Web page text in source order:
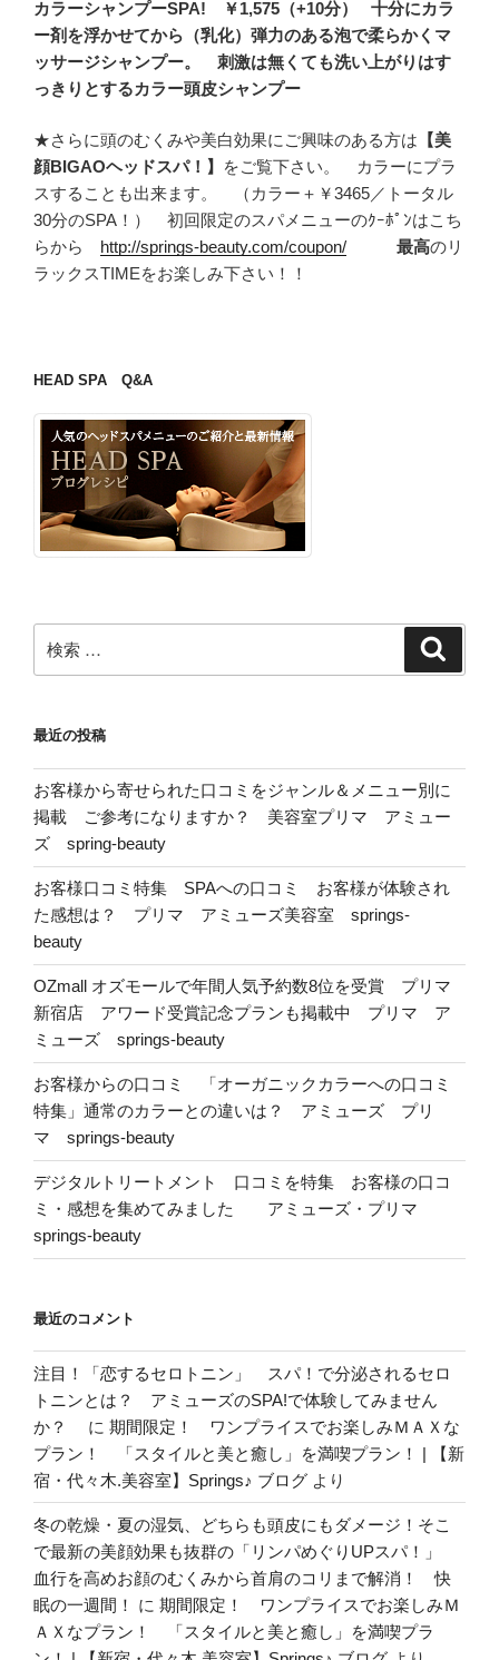
カラーシャンプーSPA! ￥1,575（+10分） 十分にカラ
ー剤を浮かせてから（乳化）弾力のある泡で柔らかくマ
ッサージシャンプー。 刺激は無くても洗い上がりはす
っきりとするカラー頭皮シャンプー
★さらに頭のむくみや美白効果にご興味のある方は 【美
顔BIGAOヘッドスパ！】
をご覧下さい。 カラーにプラ
スすることも出来ます。 （カラー＋￥3465／トータル
30分のSPA！） 初回限定のスパメニューのｸｰﾎﾟﾝはこち
らから http://springs-beauty.com/coupon/ 最高のリ
ラックスTIMEをお楽しみ下さい！！
HEAD SPA Q&A
索:
最近の投稿
お客様から寄せられた口コミをジャンル＆メニュー別に
掲載 ご参考になりますか？ 美容室プリマ アミュー
ズ spring-beauty
お客様口コミ特集 SPAへの口コミ お客様が体験され
た感想は？ プリマ アミューズ美容室 springs-
beauty
OZmall オズモールで年間人気予約数8位を受賞 プリマ
新宿店 アワード受賞記念プランも掲載中 プリマ ア
ミューズ springs-beauty
お客様からの口コミ 「オーガニックカラーへの口コミ
特集」通常のカラーとの違いは？ アミューズ プリ
マ springs-beauty
デジタルトリートメント 口コミを特集 お客様の口コ
ミ・感想を集めてみました アミューズ・プリマ
springs-beauty
最近のコメント
注目！「恋するセロトニン」 スパ！で分泌されるセロ
トニンとは？ アミューズのSPA!で体験してみません
か？
に 期間限定！ ワンプライスでお楽しみＭＡＸな
プラン！ 「スタイルと美と癒し」を満喫プラン！ | 【新
宿・代々木.美容室】Springs♪ ブログ より
冬の乾燥・夏の湿気、どちらも頭皮にもダメージ！そこ
で最新の美顔効果も抜群の「リンパめぐりUPスパ！」
血行を高めお顔のむくみから首肩のコリまで解消！ 快
眠の一週間！
に 期間限定！ ワンプライスでお楽しみＭ
ＡＸなプラン！ 「スタイルと美と癒し」を満喫プラ